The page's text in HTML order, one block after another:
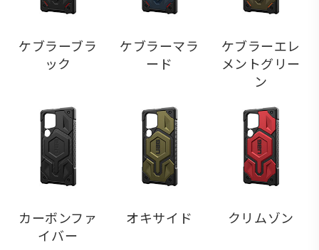
ケブラーブラ
ック
ケブラーマラ
ード
ケブラーエレ
メントグリー
ン
カーボンファ
イバー
オキサイド クリムゾン